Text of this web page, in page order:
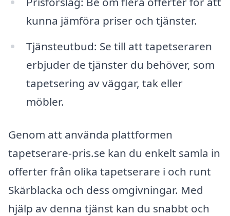
kunna jämföra priser och tjänster.
Tjänsteutbud: Se till att tapetseraren
erbjuder de tjänster du behöver, som
tapetsering av väggar, tak eller
möbler.
Genom att använda plattformen
tapetserare-pris.se kan du enkelt samla in
offerter från olika tapetserare i och runt
Skärblacka och dess omgivningar. Med
hjälp av denna tjänst kan du snabbt och